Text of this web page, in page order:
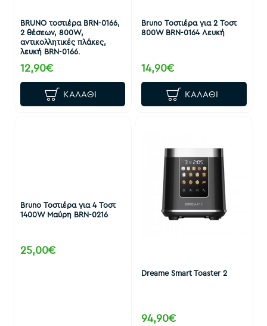
BRUNO τοστιέρα BRN-0166,
2 θέσεων, 800W,
αντικολλητικές πλάκες,
λευκή BRN-0166.
12,90€
ΚΑΛΆΘΙ
Bruno Τοστιέρα για 2 Τοστ
800W BRN-0164 Λευκή
14,90€
ΚΑΛΆΘΙ
Bruno Τοστιέρα για 4 Τοστ
1400W Μαύρη BRN-0216
25,00€
Dreame Smart Toaster 2
94,90€